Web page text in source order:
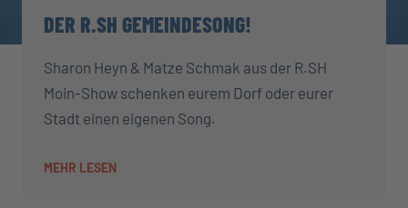
DER R.SH GEMEINDESONG!
Sharon Heyn & Matze Schmak aus der R.SH
Moin-Show schenken eurem Dorf oder eurer
Stadt einen eigenen Song.
MEHR LESEN